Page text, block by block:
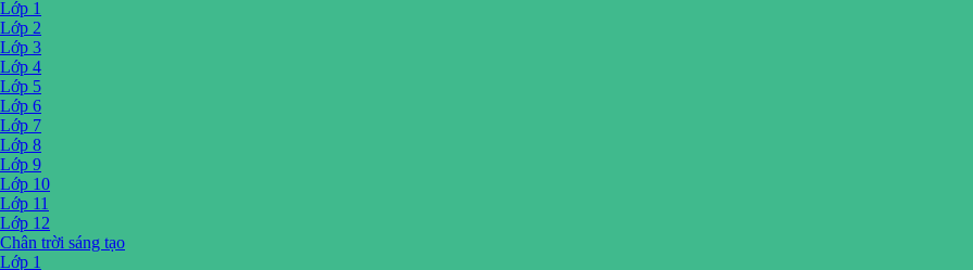
Lớp 1
Lớp 2
Lớp 3
Lớp 4
Lớp 5
Lớp 6
Lớp 7
Lớp 8
Lớp 9
Lớp 10
Lớp 11
Lớp 12
Chân trời sáng tạo
Lớp 1